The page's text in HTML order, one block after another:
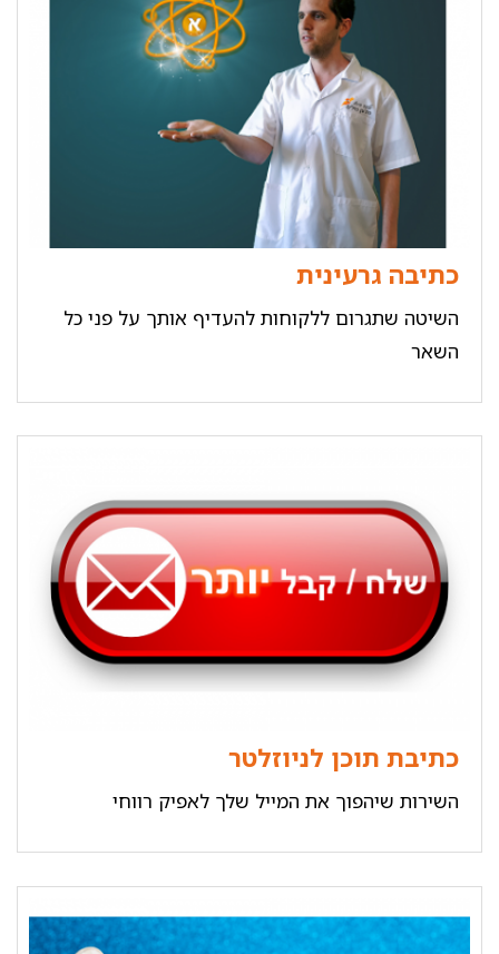
כתיבה גרעינית
השיטה שתגרום ללקוחות להעדיף אותך על פני כל
השאר
כתיבת תוכן לניוזלטר
השירות שיהפוך את המייל שלך לאפיק רווחי